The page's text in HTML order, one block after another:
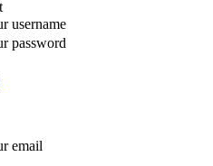
username
password
email